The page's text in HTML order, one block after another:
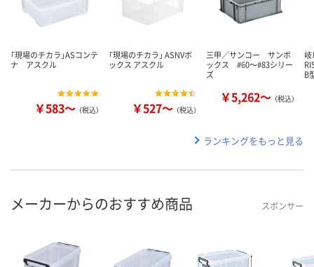
「現場のチカラ」ASコンテ
ナ アスクル
￥583～ （税込）
「現場のチカラ」 ASNVボ
ックス アスクル
￥527～ （税込）
三甲／サンコー サンボ
ックス #60～#83シリー
ズ
￥5,262～ （税込）
岐
B
ランキングをもっと見る
メーカーからのおすすめ商品 スポンサー